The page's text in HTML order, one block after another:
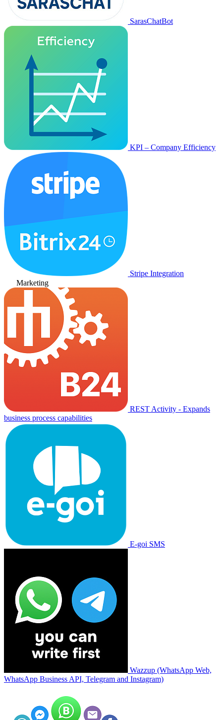
SarasChatBot
KPI – Company Efficiency
Stripe Integration
Marketing
REST Activity - Expands
business process capabilities
E-goi SMS
Wazzup (WhatsApp Web,
WhatsApp Business API, Telegram and Instagram)